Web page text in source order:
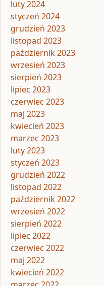
luty 2024
styczeń 2024
grudzień 2023
listopad 2023
październik 2023
wrzesień 2023
sierpień 2023
lipiec 2023
czerwiec 2023
maj 2023
kwiecień 2023
marzec 2023
luty 2023
styczeń 2023
grudzień 2022
listopad 2022
październik 2022
wrzesień 2022
sierpień 2022
lipiec 2022
czerwiec 2022
maj 2022
kwiecień 2022